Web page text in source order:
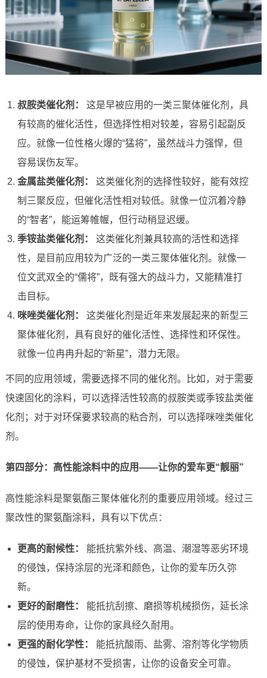
叔胺类催化剂：
这是早被应用的一类三聚体催化剂，具
有较高的催化活性，但选择性相对较差，容易引起副反
应。就像一位性格火爆的“猛将”，虽然战斗力强悍，但
容易误伤友军。
金属盐类催化剂：
这类催化剂的选择性较好，能有效控
制三聚反应，但催化活性相对较低。就像一位沉着冷静
的“智者”，能运筹帷幄，但行动稍显迟缓。
季铵盐类催化剂：
这类催化剂兼具较高的活性和选择
性，是目前应用较为广泛的一类三聚体催化剂。就像一
位文武双全的“儒将”，既有强大的战斗力，又能精准打
击目标。
咪唑类催化剂：
这类催化剂是近年来发展起来的新型三
聚体催化剂，具有良好的催化活性、选择性和环保性。
就像一位冉冉升起的“新星”，潜力无限。
不同的应用领域，需要选择不同的催化剂。比如，对于需要
快速固化的涂料，可以选择活性较高的叔胺类或季铵盐类催
化剂；对于对环保要求较高的粘合剂，可以选择咪唑类催化
剂。
第四部分：高性能涂料中的应用——让你的爱车更“靓丽”
高性能涂料是聚氨酯三聚体催化剂的重要应用领域。经过三
聚改性的聚氨酯涂料，具有以下优点：
更高的耐候性：
能抵抗紫外线、高温、潮湿等恶劣环境
的侵蚀，保持涂层的光泽和颜色，让你的爱车历久弥
新。
更好的耐磨性：
能抵抗刮擦、磨损等机械损伤，延长涂
层的使用寿命，让你的家具经久耐用。
更强的耐化学性：
能抵抗酸雨、盐雾、溶剂等化学物质
的侵蚀，保护基材不受损害，让你的设备安全可靠。